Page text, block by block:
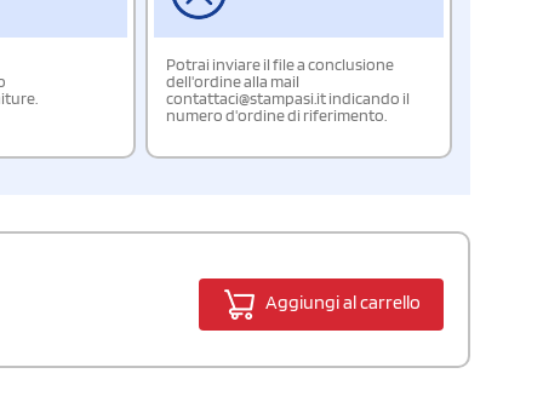
Potrai inviare il file a conclusione
dell'ordine alla mail
contattaci@stampasi.it indicando il
numero d'ordine di riferimento.
Aggiungi al carrello